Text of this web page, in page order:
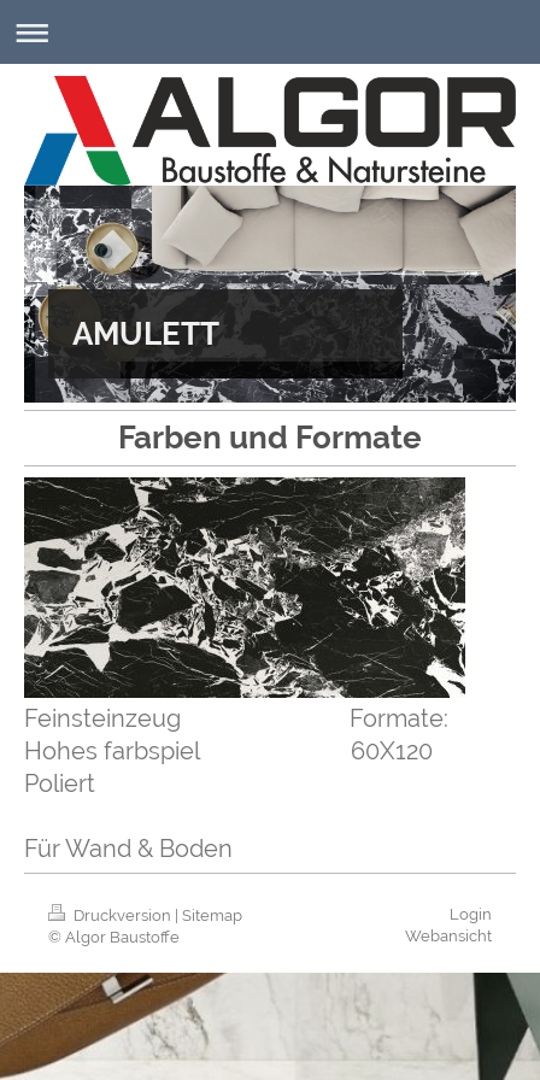
AMULETT
Farben und Formate
Feinsteinzeug Formate:
Hohes farbspiel 60X120
Poliert
Für Wand & Boden
Druckversion
Sitemap
© Algor Baustoffe
Login
Webansicht